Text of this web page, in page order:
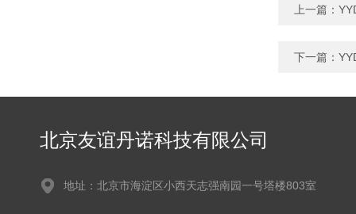
上一篇：
下一篇：
北京友谊丹诺科技有限公司
地址：北京市海淀区小西天志强南园一号塔楼803室